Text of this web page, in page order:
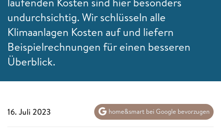
undurchsichtig. Wir schlüsseln alle
Klimaanlagen Kosten auf und liefern
Beispielrechnungen für einen besseren
Überblick.
16. Juli 2023 home&smart bei Google bevorzugen